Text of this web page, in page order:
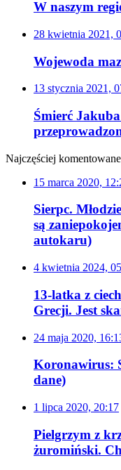
W naszym
28 kwietnia 2021,
Wojewoda
13 stycznia 2021,
Śmierć
Najczęściej komentowane
15 marca 2020,
Sierpc.
są
autokaru)
4 kwietnia 2024,
13-latka z
Grecji. Jest
24 maja 2020,
Koronawirus:
dane)
1 lipca 2020, 20:17
Pielgrzym z
żuromiński.